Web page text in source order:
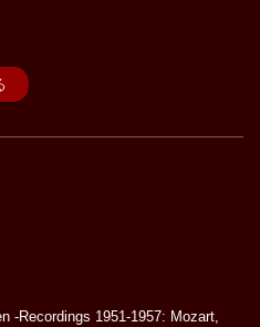
-Recordings 1951-1957: Mozart,